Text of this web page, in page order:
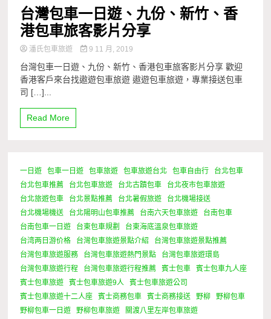
台灣包車一日遊、九份、新竹、香
港包車旅客影片分享
潘氏包車旅遊 9 11 月, 2019
台灣包車一日遊、九份、新竹、香港包車旅客影片分享 歡迎
香港客戶來台找遨遊包車旅遊 遨遊包車旅遊，專業接送包車
司 […]...
Read More
一日遊 包車一日遊 包車旅遊 包車旅遊台北 包車自由行
台北包車
台北包車推薦
台北包車旅遊 台北古蹟包車
台北夜市包車旅遊
台北旅遊包車
台北景點推薦 台北暑假旅遊
台北機場接送
台北機場機送
台北陽明山包車推薦 台南六天包車旅遊
台南包車
台南包車一日遊
台東包車規劃
台東海底溫泉包車旅遊
台湾两日游价格
台灣包車旅遊景點介紹
台灣包車旅遊景點推薦
台灣包車旅遊服務
台灣包車旅遊熱門景點
台灣包車旅遊環島
台灣包車旅遊行程
台灣包車旅遊行程推薦 賓士包車
賓士包車九人座
賓士包車旅遊
賓士包車旅遊9人
賓士包車旅遊公司
賓士包車旅遊十二人座
賓士商務包車 賓士商務接送 野柳
野柳包車
野柳包車一日遊
野柳包車旅遊
關渡八里左岸包車旅遊